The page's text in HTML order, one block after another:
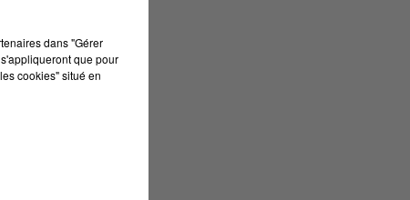
dans "Gérer
que pour
cookies" situé en